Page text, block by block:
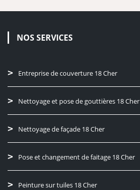
NOS SERVICES
Entreprise de couverture 18 Cher
Nettoyage et pose de gouttières 18 Cher
Nettoyage de façade 18 Cher
Pose et changement de faitage 18 Cher
Peinture sur tuiles 18 Cher